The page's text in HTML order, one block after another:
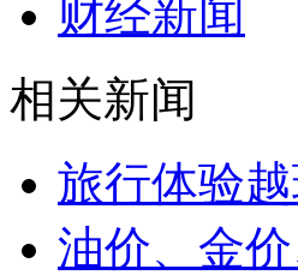
财经新闻
相关新闻
旅行体验
油价、金